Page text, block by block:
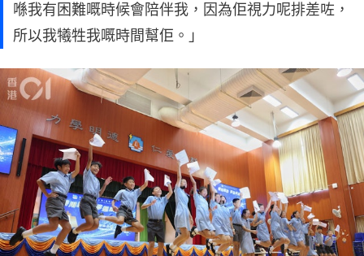
喺我有困難嘅時候會陪伴我，因為佢視力呢排差咗，
所以我犧牲我嘅時間幫佢。」